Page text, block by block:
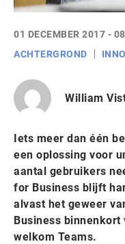
01 DECEMBER 2017 -
ACHTERGROND
William
Iets meer dan één
een oplossing voor
aantal gebruikers
for Business blijft
alvast het geweer
Business binnenkort
welkom Teams.